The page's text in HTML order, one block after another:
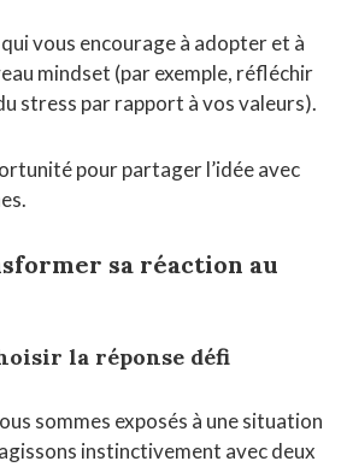
vous encourage à adopter et à
mindset (par exemple, réfléchir
stress par rapport à vos valeurs).
pour partager l’idée avec
sa réaction au
la réponse défi
sommes exposés à une situation
instinctivement avec deux